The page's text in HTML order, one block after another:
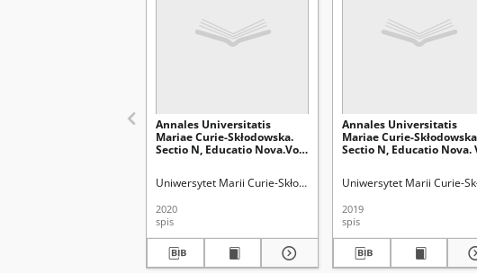
Annales Universitatis
Mariae Curie-Skłodowska.
Sectio N, Educatio Nova.Vol.
Uniwersytet Marii Curie-Skłodowskiej (Lublin) Karwatowska,
2020
spis
Annales Universitatis
Mariae Curie-
Sectio N, Educatio Nova.
Uniwersytet Marii Curie-
2019
spis